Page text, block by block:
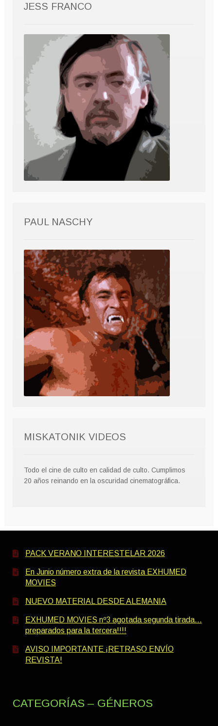
JESS FRANCO
PAUL NASCHY
MISKATONIK VIDEOS
Todo el cine de culto en calidad de culto. Cumplimos
20 años reinando en la oscuridad cinematográfica.
PACK VERANO INTERESTELAR 2026
En Junio número extra de la revista EXHUMED
MOVIES
NUEVO MATERIAL DESDE ALEMANIA
EXHUMED MOVIES nº3 agotada segunda tirada…
preparados para la tercera!!!!
AVISO IMPORTANTE ¡RETRASO ENVÍO
REVISTA!
CATEGORÍAS – GÉNEROS